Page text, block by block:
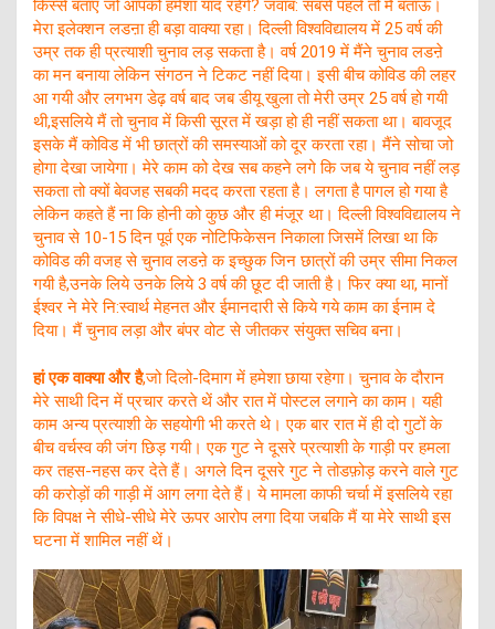
किस्से बताए जो आपको हमेशा याद रहेंगे? जवाब: सबसे पहले तो मैं बताऊं।
मेरा इलेक्शन लडऩा ही बड़ा वाक्या रहा। दिल्ली विश्वविद्यालय में 25 वर्ष की
उम्र तक ही प्रत्याशी चुनाव लड़ सकता है। वर्ष 2019 में मैंने चुनाव लडऩे
का मन बनाया लेकिन संगठन ने टिकट नहीं दिया। इसी बीच कोविड की लहर
आ गयी और लगभग डेढ़ वर्ष बाद जब डीयू खुला तो मेरी उम्र 25 वर्ष हो गयी
थी,इसलिये मैं तो चुनाव में किसी सूरत में खड़ा हो ही नहीं सकता था। बावजूद
इसके मैं कोविड में भी छात्रों की समस्याओं को दूर करता रहा। मैंने सोचा जो
होगा देखा जायेगा। मेरे काम को देख सब कहने लगे कि जब ये चुनाव नहीं लड़
सकता तो क्यों बेवजह सबकी मदद करता रहता है। लगता है पागल हो गया है
लेकिन कहते हैं ना कि होनी को कुछ और ही मंजूर था। दिल्ली विश्वविद्यालय ने
चुनाव से 10-15 दिन पूर्व एक नोटिफिकेसन निकाला जिसमें लिखा था कि
कोविड की वजह से चुनाव लडऩे क इच्छुक जिन छात्रों की उम्र सीमा निकल
गयी है,उनके लिये उनके लिये 3 वर्ष की छूट दी जाती है। फिर क्या था, मानों
ईश्वर ने मेरे नि:स्वार्थ मेहनत और ईमानदारी से किये गये काम का ईनाम दे
दिया। मैं चुनाव लड़ा और बंपर वोट से जीतकर संयुक्त सचिव बना।
हां एक वाक्या और है,जो दिलो-दिमाग में हमेशा छाया रहेगा। चुनाव के दौरान
मेरे साथी दिन में प्रचार करते थें और रात में पोस्टल लगाने का काम। यही
काम अन्य प्रत्याशी के सहयोगी भी करते थे। एक बार रात में ही दो गुटों के
बीच वर्चस्व की जंग छिड़ गयी। एक गुट ने दूसरे प्रत्याशी के गाड़ी पर हमला
कर तहस-नहस कर देते हैं। अगले दिन दूसरे गुट ने तोडफ़ोड़ करने वाले गुट
की करोड़ों की गाड़ी में आग लगा देते हैं। ये मामला काफी चर्चा में इसलिये रहा
कि विपक्ष ने सीधे-सीधे मेरे ऊपर आरोप लगा दिया जबकि मैं या मेरे साथी इस
घटना में शामिल नहीं थें।